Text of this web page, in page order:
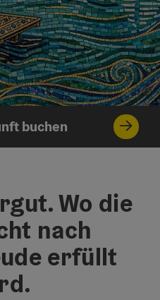
©
buchen
Wo die
nach
erfüllt